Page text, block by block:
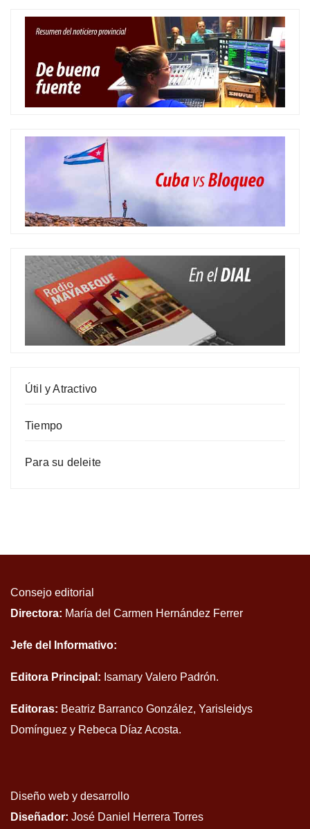
Útil y Atractivo
Tiempo
Para su deleite
Consejo editorial
Directora: María del Carmen Hernández Ferrer
Jefe del Informativo:
Editora Principal: Isamary Valero Padrón.
Editoras: Beatriz Barranco González, Yarisleidys
Domínguez y Rebeca Díaz Acosta.
Diseño web y desarrollo
Diseñador: José Daniel Herrera Torres